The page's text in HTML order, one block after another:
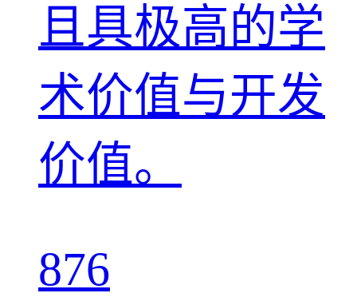
且具极高的学
术价值与开发
价值。
876